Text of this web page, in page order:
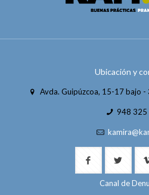
Ubicación y
Avda. Guipúzcoa, 15-17 bajo
948 325
Canal de